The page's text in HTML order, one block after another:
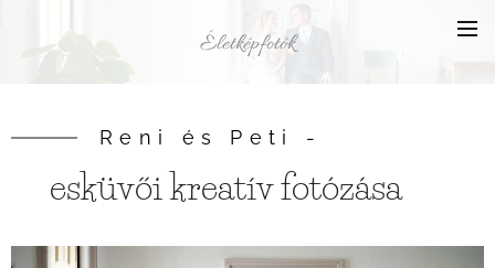
Életképfotók
Reni és Peti -
esküvői kreatív fotózása